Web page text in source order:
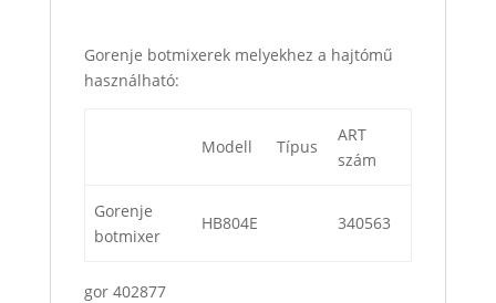
Gorenje botmixerek melyekhez a hajtómű
használható:
Modell Típus
ART
szám
Gorenje
botmixer
HB804E 340563
gor 402877